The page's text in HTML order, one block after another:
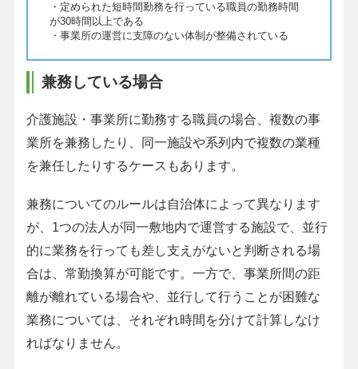
・定められた短時間勤務を行っている職員の勤務時間
が30時間以上である
・事業所の運営に支障のない体制が整備されている
兼務している場合
介護施設・事業所に勤務する職員の場合、複数の事
業所を兼務したり、同一施設や系列内で複数の業種
を兼任したりするケースもあります。
兼務についてのルールは自治体によって異なります
が、1つの法人が同一敷地内で運営する施設で、並行
的に業務を行っても差し支えがないと判断される場
合は、常勤換算が可能です。一方で、事業所間の距
離が離れている場合や、並行して行うことが困難な
業務については、それぞれ時間を分けて計算しなけ
ればなりません。